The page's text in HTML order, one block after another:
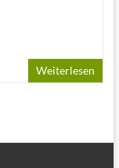
Weiterlesen